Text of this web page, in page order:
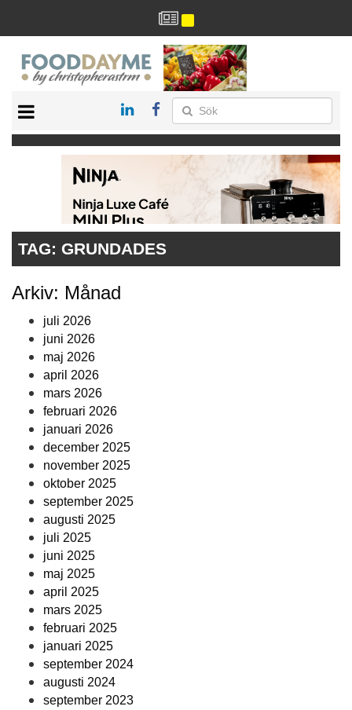
RESTAURANG
TAG: GRUNDADES
Arkiv: Månad
juli 2026
juni 2026
maj 2026
april 2026
mars 2026
februari 2026
januari 2026
december 2025
november 2025
oktober 2025
september 2025
augusti 2025
juli 2025
juni 2025
maj 2025
april 2025
mars 2025
februari 2025
januari 2025
september 2024
augusti 2024
september 2023